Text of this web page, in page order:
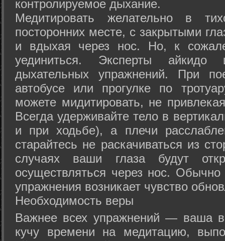
контролируемое дыхание.
Медитировать желательно в
посторонних месте, с закрытыми
и вдыхая через нос. Но, к
уединиться. Эксперты айкидо
дыхательных упражнений. При
автобусе или прогулке по
можете мидитировать, не
Всегда удерживайте тело в
и при ходьбе), а плечи
старайтесь не раскачиваться из
случаях ваши глаза будут
осуществляться через нос. Обычно
упражнения возникает чувство
Необходимость веры
Важнее всех упражнений — ваша
кучу времени на медитацию,